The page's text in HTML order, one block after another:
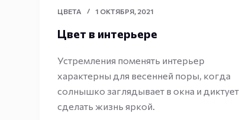
ЦВЕТА 1 ОКТЯБРЯ, 2021
Цвет в интерьере
Устремления поменять интерьер
характерны для весенней поры, когда
солнышко заглядывает в окна и диктует
сделать жизнь яркой.